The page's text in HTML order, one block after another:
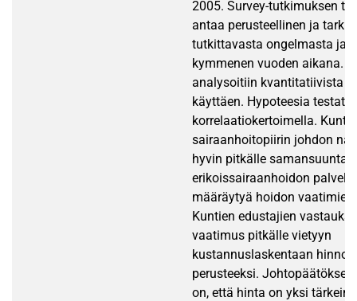
2005. Survey-tutkimuksen
antaa perusteellinen ja
tutkittavasta ongelmasta ja
kymmenen vuoden aikana.
analysoitiin kvantitatiivista
käyttäen. Hypoteesia
korrelaatiokertoimella.
sairaanhoitopiirin johdon
hyvin pitkälle
erikoissairaanhoidon
määräytyä hoidon vaatimien
Kuntien edustajien
vaatimus pitkälle vietyyn
kustannuslaskentaan
perusteeksi.
on, että hinta on yksi